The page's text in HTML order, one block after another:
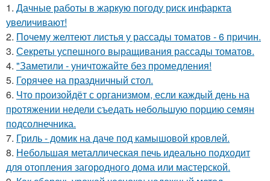
1. Дачные работы в жаркую погоду риск инфаркта
увеличивают!
2. Почему желтеют листья у рассады томатов - 6 причин.
3. Секреты успешного выращивания рассады томатов.
4. "Заметили - уничтожайте без промедления!
5. Горячее на праздничный стол.
6. Что произойдёт с организмом, если каждый день на
протяжении недели съедать небольшую порцию семян
подсолнечника.
7. Гриль - домик на даче под камышовой кровлей.
8. Небольшая металлическая печь идеально подходит
для отопления загородного дома или мастерской.